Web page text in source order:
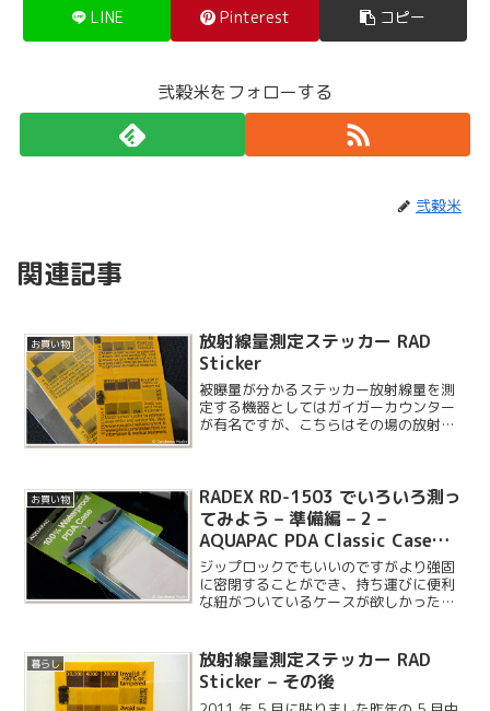
LINE Pinterest コピー
弐穀米をフォローする
弐穀米
関連記事
お買い物
放射線量測定ステッカー RAD
Sticker
被曝量が分かるステッカー放射線量を測
定する機器としてはガイガーカウンター
が有名ですが、こちらはその場の放射線
お買い物
RADEX RD-1503 でいろいろ測っ
てみよう – 準備編 – 2 –
AQUAPAC PDA Classic Case
344 を装着
ジップロックでもいいのですがより強固
に密閉することができ、持ち運びに便利
な紐がついているケースが欲しかったの
た。
暮らし
放射線量測定ステッカー RAD
Sticker – その後